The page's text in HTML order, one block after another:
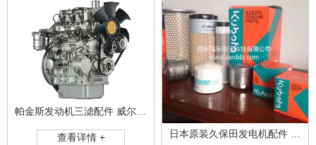
帕金斯发动机三滤配件 威尔信发动机配件
查看详情 + 日本原装久保田发电机配件 久保田三滤